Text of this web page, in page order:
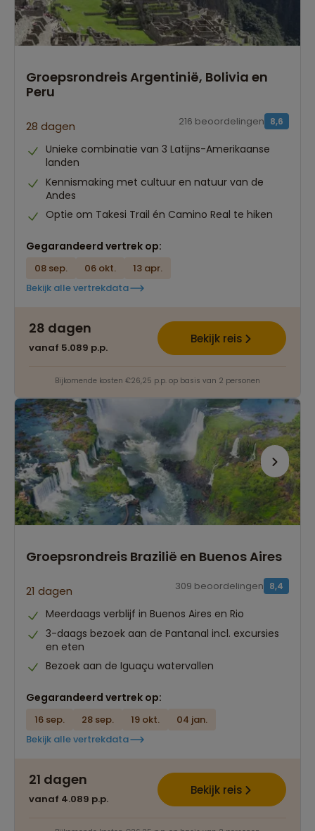
Groepsrondreis Argentinië, Bolivia en
Peru
28 dagen 8,6
216 beoordelingen
Unieke combinatie van 3 Latijns-Amerikaanse
landen
Kennismaking met cultuur en natuur van de
Andes
Optie om Takesi Trail én Camino Real te hiken
Gegarandeerd vertrek op:
08 sep. 06 okt.
13 apr.
Bekijk alle vertrekdata
28 dagen
vanaf 5.089 p.p.
Bekijk reis
Bijkomende kosten €26,25 p.p. op basis van 2 personen
Groepsrondreis Brazilië en Buenos Aires
21 dagen 8,4
309 beoordelingen
Meerdaags verblijf in Buenos Aires en Rio
3-daags bezoek aan de Pantanal incl. excursies
en eten
Bezoek aan de Iguaçu watervallen
Gegarandeerd vertrek op:
16 sep. 28 sep. 19 okt.
04 jan.
Bekijk alle vertrekdata
21 dagen
vanaf 4.089 p.p.
Bekijk reis